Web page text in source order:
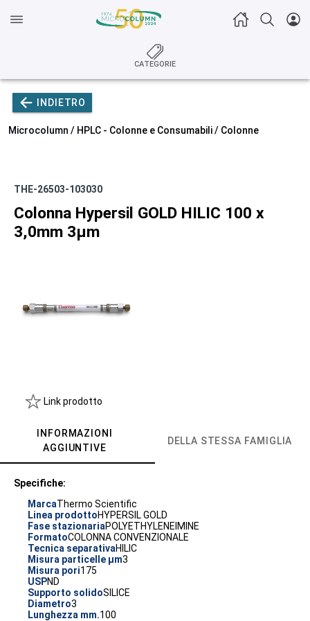
CATEGORIE
INDIETRO
Microcolumn / HPLC - Colonne e Consumabili/ Colonne
THE-26503-103030
Colonna Hypersil GOLD HILIC 100 x
3,0mm 3µm
Link prodotto
INFORMAZIONI
AGGIUNTIVE
DELLA STESSA FAMIGLIA
Specifiche:
MarcaThermo Scientific
Linea prodottoHYPERSIL GOLD
Fase stazionariaPOLYETHYLENEIMINE
FormatoCOLONNA CONVENZIONALE
Tecnica separativaHILIC
Misura particelle µm3
Misura pori175
USPND
Supporto solidoSILICE
Diametro3
Lunghezza mm.100